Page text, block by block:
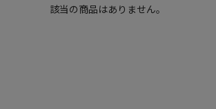
該当の商品はありません。